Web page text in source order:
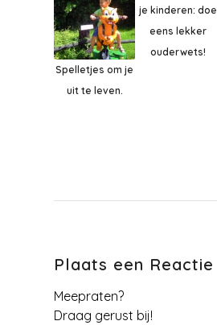
Spelletjes om je
uit te leven.
je kinderen: doe
eens lekker
ouderwets!
Plaats een Reactie
Meepraten?
Draag gerust bij!